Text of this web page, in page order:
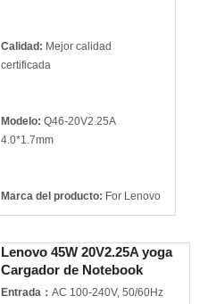
Calidad: Mejor calidad
certificada
Modelo: Q46-20V2.25A
4.0*1.7mm
Marca del producto: For Lenovo
Lenovo 45W 20V2.25A yoga
Cargador de Notebook
Entrada： AC 100-240V, 50/60Hz